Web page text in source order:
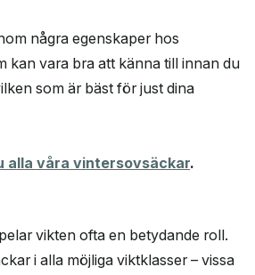
några egenskaper hos
kan vara bra att känna till innan du
som är bäst för just dina
alla våra vintersovsäckar.
vikten ofta en betydande roll.
i alla möjliga viktklasser – vissa